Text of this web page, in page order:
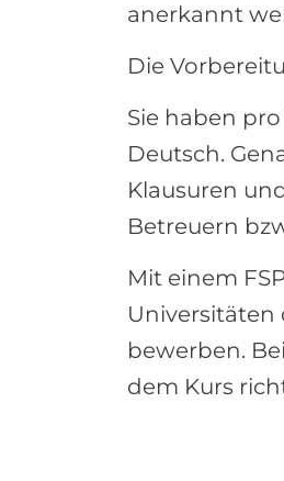
anerkannt
Die
Sie haben
Deutsch.
Klausuren
Betreuern
Mit einem
Universitäten
bewerben.
dem Kurs